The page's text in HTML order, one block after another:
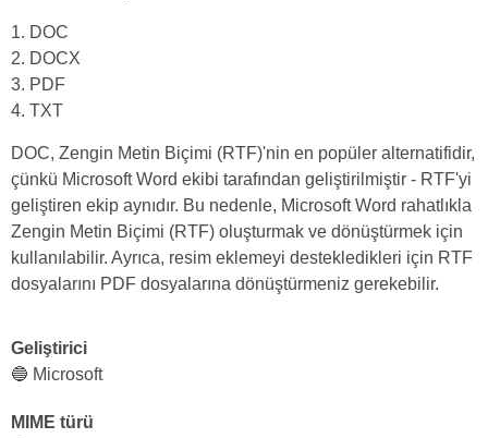
1. DOC
2. DOCX
3. PDF
4. TXT
DOC, Zengin Metin Biçimi (RTF)'nin en popüler alternatifidir,
çünkü Microsoft Word ekibi tarafından geliştirilmiştir - RTF'yi
geliştiren ekip aynıdır. Bu nedenle, Microsoft Word rahatlıkla
Zengin Metin Biçimi (RTF) oluşturmak ve dönüştürmek için
kullanılabilir. Ayrıca, resim eklemeyi destekledikleri için RTF
dosyalarını PDF dosyalarına dönüştürmeniz gerekebilir.
Geliştirici
🔵 Microsoft
MIME türü